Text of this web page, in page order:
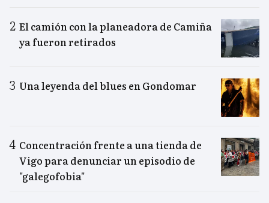
El camión con la planeadora de Camiña
ya fueron retirados
Una leyenda del blues en Gondomar
Concentración frente a una tienda de
Vigo para denunciar un episodio de
"galegofobia"